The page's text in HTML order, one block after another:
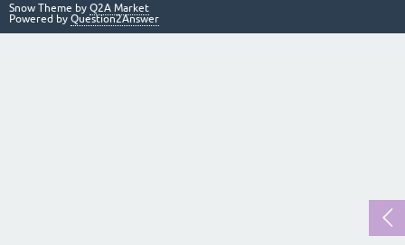
Snow Theme by Q2A Market
Powered by Question2Answer